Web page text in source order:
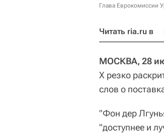
Глава Еврокомиссии
Читать ria.ru в
МОСКВА, 28
Х резко
слов о
"Фон дер
"доступнее и